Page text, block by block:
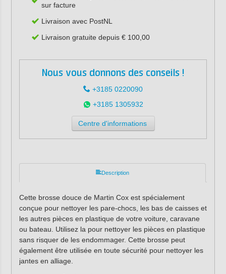
sur facture
Livraison avec PostNL
Livraison gratuite depuis € 100,00
Nous vous donnons des conseils !
+3185 0220090
+3185 1305932
Centre d'informations
Description
Cette brosse douce de Martin Cox est spécialement
conçue pour nettoyer les pare-chocs, les bas de caisses et
les autres pièces en plastique de votre voiture, caravane
ou bateau. Utilisez la pour nettoyer les pièces en plastique
sans risquer de les endommager. Cette brosse peut
également être utilisée en toute sécurité pour nettoyer les
jantes en alliage.